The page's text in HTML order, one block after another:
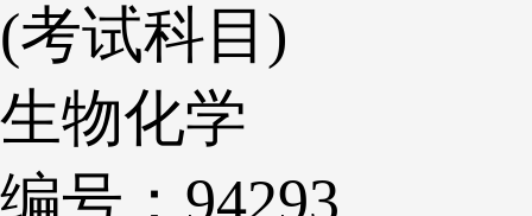
(考试科目)
生物化学
编号：94293